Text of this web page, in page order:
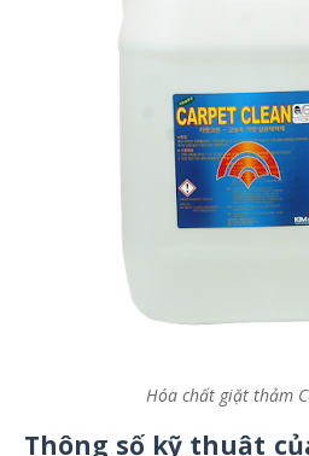
Hóa chất giặt thảm
Thông số kỹ thuật